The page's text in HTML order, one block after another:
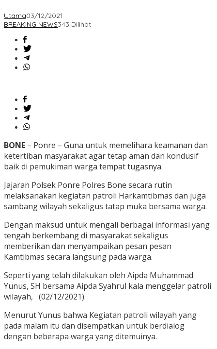
Utama03/12/2021
BREAKING NEWS343 Dilihat
BONE – Ponre – Guna untuk memelihara keamanan dan
ketertiban masyarakat agar tetap aman dan kondusif
baik di pemukiman warga tempat tugasnya.
Jajaran Polsek Ponre Polres Bone secara rutin
melaksanakan kegiatan patroli Harkamtibmas dan juga
sambang wilayah sekaligus tatap muka bersama warga.
Dengan maksud untuk mengali berbagai informasi yang
tengah berkembang di masyarakat sekaligus
memberikan dan menyampaikan pesan pesan
Kamtibmas secara langsung pada warga.
Seperti yang telah dilakukan oleh Aipda Muhammad
Yunus, SH bersama Aipda Syahrul kala menggelar patroli
wilayah, (02/12/2021).
Menurut Yunus bahwa Kegiatan patroli wilayah yang
pada malam itu dan disempatkan untuk berdialog
dengan beberapa warga yang ditemuinya.